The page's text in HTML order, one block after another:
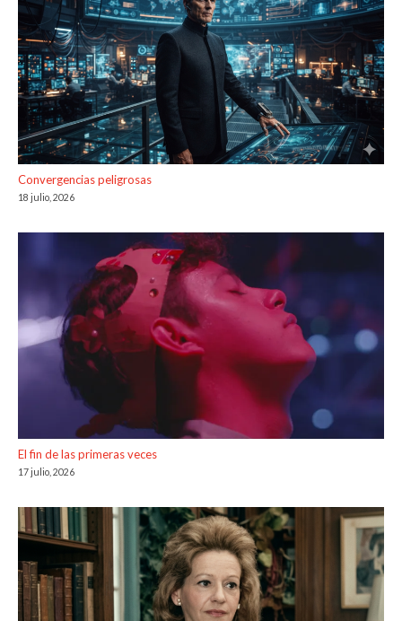
Convergencias peligrosas
18 julio, 2026
El fin de las primeras veces
17 julio, 2026